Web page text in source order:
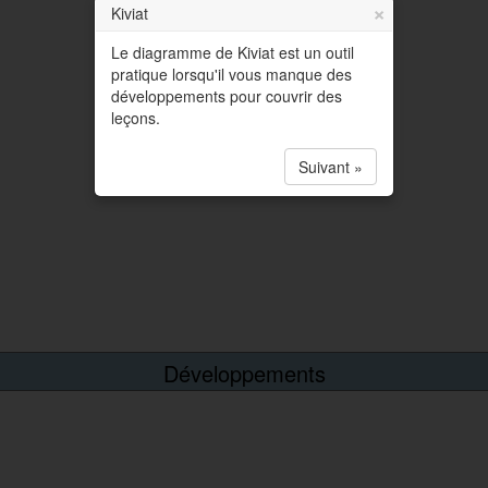
Développements
×
Kiviat
Le diagramme de Kiviat est un outil
pratique lorsqu'il vous manque des
développements pour couvrir des
leçons.
Suivant »